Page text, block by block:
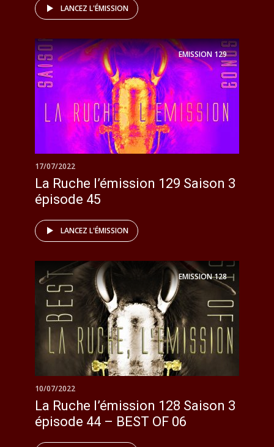
LANCEZ L'ÉMISSION
EMISSION129
17/07/2022
La Ruche l’émission 129 Saison 3
épisode 45
LANCEZ L'ÉMISSION
EMISSION128
10/07/2022
La Ruche l’émission 128 Saison 3
épisode 44 – BEST OF 06